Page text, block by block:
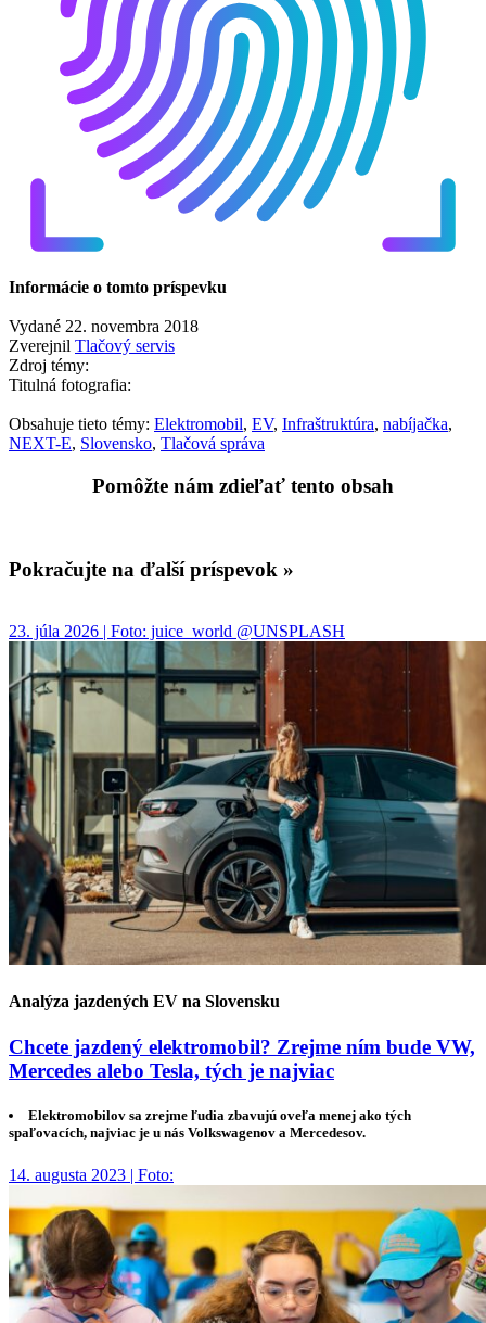
Informácie o tomto príspevku
Vydané 22. novembra 2018
Zverejnil Tlačový servis
Zdroj témy:
Titulná fotografia:
Obsahuje tieto témy: Elektromobil, EV, Infraštruktúra, nabíjačka,
NEXT-E, Slovensko, Tlačová správa
Pomôžte nám zdieľať tento obsah
Pokračujte na ďalší príspevok »
23. júla 2026 | Foto: juice_world @UNSPLASH
Analýza jazdených EV na Slovensku
Chcete jazdený elektromobil? Zrejme ním bude VW,
Mercedes alebo Tesla, tých je najviac
Elektromobilov sa zrejme ľudia zbavujú oveľa menej ako tých
spaľovacích, najviac je u nás Volkswagenov a Mercedesov.
14. augusta 2023 | Foto: